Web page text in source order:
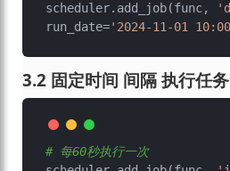
scheduler.add_job(func,
run_date='2024-11-01
3.2 固定时间 间隔 执行任务
# 每60秒执行一次